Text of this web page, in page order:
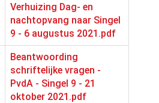
Verhuizing Dag- en
nachtopvang naar Singel
9 - 6 augustus 2021.pdf
Beantwoording
schriftelijke vragen -
PvdA - Singel 9 - 21
oktober 2021.pdf